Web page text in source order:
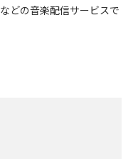
などの音楽配信サービスで